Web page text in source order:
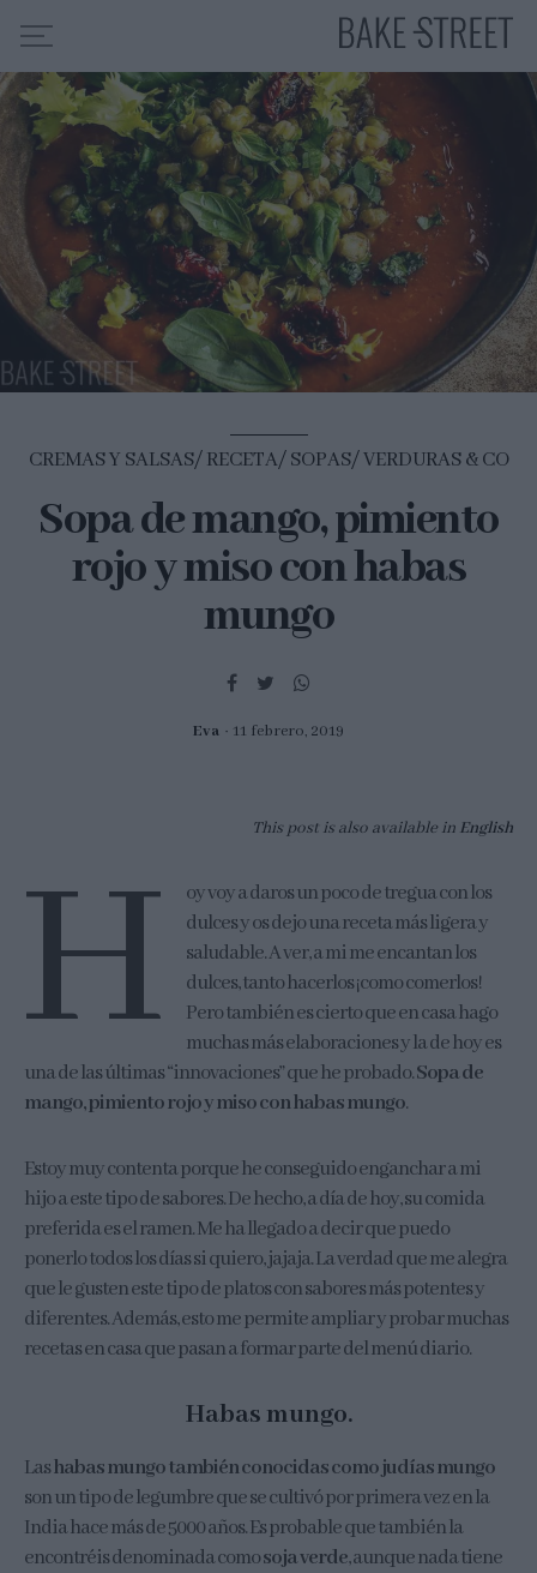
HOME
INDICE DE RECETAS
COLABORO CON
SOBRE MÍ
MIS CURSOS
CONTACTO
ES EN
CREMAS Y SALSAS RECETA SOPAS VERDURAS & CO
Sopa de mango, pimiento
rojo y miso con habas
mungo
Eva 11 febrero, 2019
This post is also available in English
H
oy voy a daros un poco de tregua con los
dulces y os dejo una receta más ligera y
saludable. A ver, a mi me encantan los
dulces, tanto hacerlos ¡como comerlos!
Pero también es cierto que en casa hago
muchas más elaboraciones y la de hoy es
una de las últimas “innovaciones” que he probado.Sopa de
mango, pimiento rojo y miso con habas mungo.
Estoy muy contenta porque he conseguido enganchar a mi
hijo a este tipo de sabores. De hecho, a día de hoy, su comida
preferida es el ramen. Me ha llegado a decir que puedo
ponerlo todos los días si quiero, jajaja. La verdad que me alegra
que le gusten este tipo de platos con sabores más potentes y
diferentes. Además, esto me permite ampliar y probar muchas
recetas en casa que pasan a formar parte del menú diario.
Habas mungo.
Lashabas mungo también conocidas como judías mungo
son un tipo de legumbre que se cultivó por primera vez en la
India hace más de 5000 años. Es probable que también la
encontréis denominada comosoja verde, aunque nada tiene